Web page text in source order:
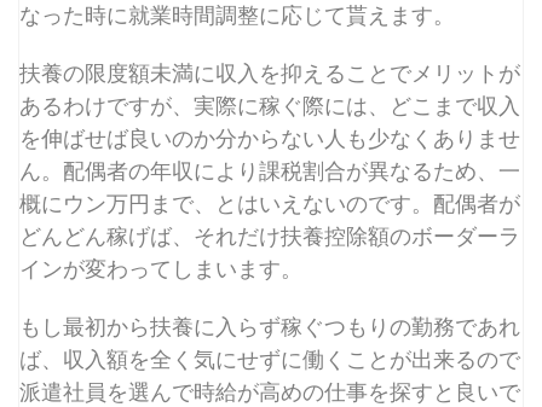
なった時に就業時間調整に応じて貰えます。
扶養の限度額未満に収入を抑えることでメリットが
あるわけですが、実際に稼ぐ際には、どこまで収入
を伸ばせば良いのか分からない人も少なくありませ
ん。配偶者の年収により課税割合が異なるため、一
概にウン万円まで、とはいえないのです。配偶者が
どんどん稼げば、それだけ扶養控除額のボーダーラ
インが変わってしまいます。
もし最初から扶養に入らず稼ぐつもりの勤務であれ
ば、収入額を全く気にせずに働くことが出来るので
派遣社員を選んで時給が高めの仕事を探すと良いで